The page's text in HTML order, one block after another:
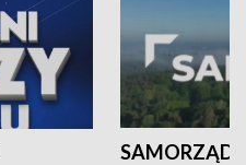
SAMORZĄD